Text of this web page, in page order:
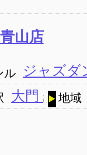
山店
ル ジャズ
大門 地域